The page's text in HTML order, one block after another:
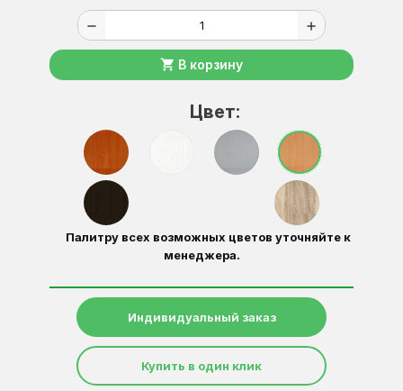
remove add
shopping_cart В корзину
Цвет:
Палитру всех возможных цветов уточняйте к
менеджера.
Индивидуальный заказ
Купить в один клик